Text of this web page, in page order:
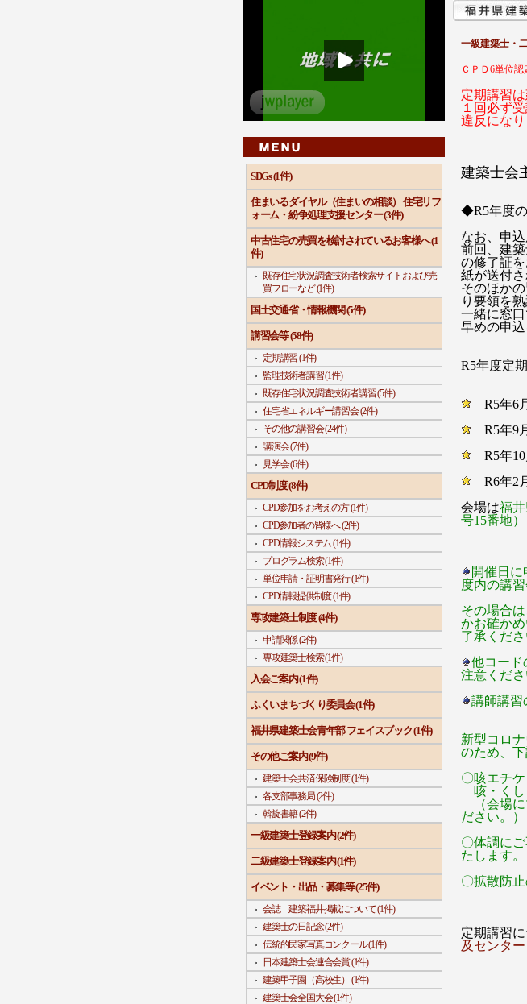
SDGs (1件)
住まいるダイヤル（住まいの相談） 住宅リフ
ォーム・紛争処理支援センター (3件)
中古住宅の売買を検討されているお客様へ (1
件)
既存住宅状況調査技術者検索サイトおよび売
買フローなど (1件)
国土交通省・情報機関 (5件)
講習会等 (58件)
定期講習 (1件)
監理技術者講習 (1件)
既存住宅状況調査技術者講習 (5件)
住宅省エネルギー講習会 (2件)
その他の講習会 (24件)
講演会 (7件)
見学会 (6件)
CPD制度 (8件)
CPD参加をお考えの方 (1件)
CPD参加者の皆様へ (2件)
CPD情報システム (1件)
プログラム検索 (1件)
単位申請・証明書発行 (1件)
CPD情報提供制度 (1件)
専攻建築士制度 (4件)
申請関係 (2件)
専攻建築士検索 (1件)
入会ご案内 (1件)
ふくいまちづくり委員会 (1件)
福井県建築士会青年部 フェイスブック (1件)
その他ご案内 (9件)
建築士会共済保険制度 (1件)
各支部事務局 (2件)
斡旋書籍 (2件)
一級建築士登録案内 (2件)
二級建築士登録案内 (1件)
イベント・出品・募集等 (25件)
会誌 建築福井掲載について (1件)
建築士の日記念 (2件)
伝統的民家写真コンクール (1件)
日本建築士会連合会賞 (1件)
建築甲子園（高校生） (1件)
建築士会全国大会 (1件)
一級建築士・
ＣＰＤ6単位認
定期講習
１回必ず
違反になり
建築士会
◆R5年度の
なお、申
前回、建
の修了証
紙が送付さ
そのほか
り要領を
一緒に窓口
早めの申込
R5年度定
R5年6
R5年9
R5年10
R6年2
会場は福
号15番地）
開催日
度内の講
その場合
かお確か
了承くださ
他コード
注意くださ
講師講習
新型コロ
のため、
〇咳エチ
咳・くし
（会場に
ださい。）
〇体調に
たします。
〇拡散防
定期講習
及センター